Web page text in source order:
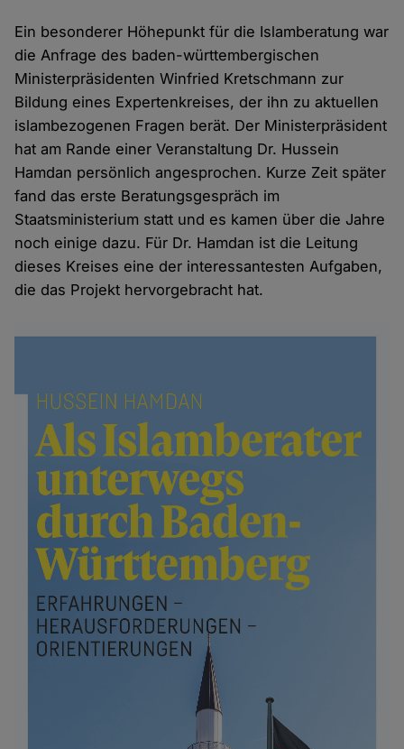
Ein besonderer Höhepunkt für die Islamberatung war
die Anfrage des baden-württembergischen
Ministerpräsidenten Winfried Kretschmann zur
Bildung eines Expertenkreises, der ihn zu aktuellen
islambezogenen Fragen berät. Der Ministerpräsident
hat am Rande einer Veranstaltung Dr. Hussein
Hamdan persönlich angesprochen. Kurze Zeit später
fand das erste Beratungsgespräch im
Staatsministerium statt und es kamen über die Jahre
noch einige dazu. Für Dr. Hamdan ist die Leitung
dieses Kreises eine der interessantesten Aufgaben,
die das Projekt hervorgebracht hat.